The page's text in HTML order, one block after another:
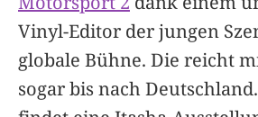
Vinyl-Editor der jungen
globale Bühne. Die reicht
sogar bis nach